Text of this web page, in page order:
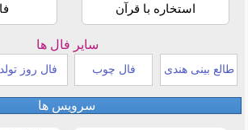
استخاره با قرآن
سایر فال ها
طالع بینی هندی فال چوب فال روز تولد
سرویس ها